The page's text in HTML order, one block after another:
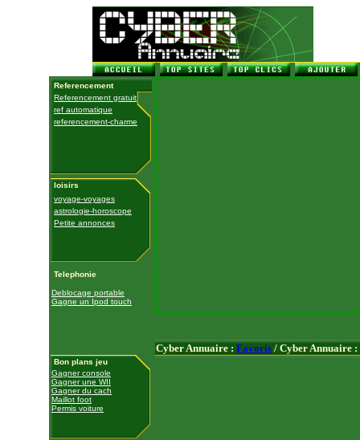
Referencement
Referencement gratuit
ref automatique
referencement-charme
loisirs
voyage-voyages
astrologie-horoscope
Petite annonces
Telephonie
Deblocage portable
Gagne un Ipod touch
Bon plans jeu
Gagner console
Gagner une WII
Gagner du cach
Maillot foot
Permis voiture
Cyber Annuaire : Favoris / Cyber Annuaire :